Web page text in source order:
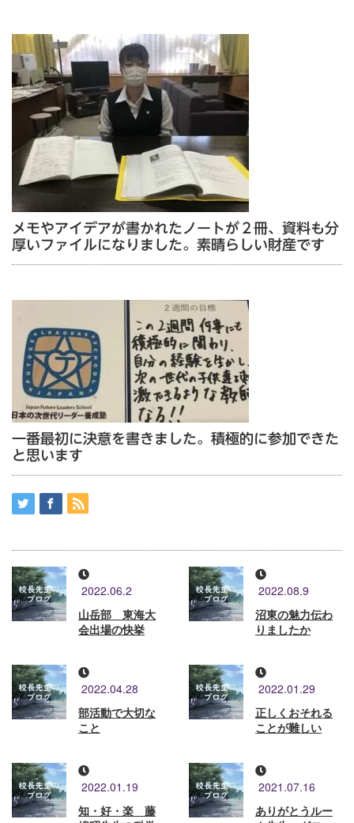
メモやアイデアが書かれたノートが２冊、資料も分
厚いファイルになりました。素晴らしい財産です
一番最初に決意を書きました。積極的に参加できた
と思います
2022.06.2
山岳部 東海大
会出場の快挙
2022.08.9
沼東の魅力伝わ
りましたか
2022.04.28
部活動で大切な
こと
2022.01.29
正しくおそれる
ことが難しい
2022.01.19
知・好・楽 藤
2021.07.16
ありがとうルー